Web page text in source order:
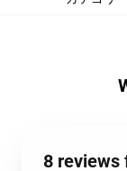
8 reviews